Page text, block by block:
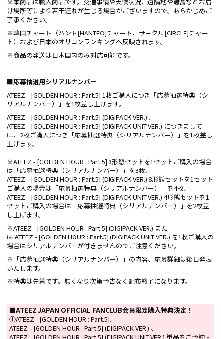
け場所等により若干遅れが生じる場合がございますので、あらかじめご
了承ください。
※韓国チャート（ハント[HANTEO]チャート、サークル[CIRCLE]チャー
ト）および日本のオリコンランキングへ反映されます。
※商品の発送は日本国内のみ対応可能です。
■応募抽選用シリアルナンバー
ATEEZ - [GOLDEN HOUR : Part.5] 1枚ご購入につき「応募抽選特典（シ
リアルナンバー）」を1枚差し上げます。
ATEEZ - [GOLDEN HOUR : Part.5] (DIGIPACK VER.) 、
ATEEZ - [GOLDEN HOUR : Part.5] (DIGIPACK UNIT VER.) につきまして
は、2枚ご購入につき「応募抽選特典（シリアルナンバー）」を1枚差し
上げます。
※ATEEZ - [GOLDEN HOUR : Part.5] 3形態セットを1セットご購入の場合
は「応募抽選特典（シリアルナンバー）」を3枚、
ATEEZ - [GOLDEN HOUR : Part.5] (DIGIPACK VER.) 8形態セットを1セット
ご購入の場合は「応募抽選特典（シリアルナンバー）」を4枚、
ATEEZ - [GOLDEN HOUR : Part.5] (DIGIPACK UNIT VER.) 4形態セットを1
セットご購入の場合は「応募抽選特典（シリアルナンバー）」を2枚差
し上げます。
※ATEEZ - [GOLDEN HOUR : Part.5] (DIGIPACK VER.) また
は ATEEZ - [GOLDEN HOUR : Part.5] (DIGIPACK UNIT VER.) を1枚ご購入の
場合はシリアルナンバーが付きませんのでご注意ください。
※「応募抽選特典（シリアルナンバー）」の内容、応募詳細は後日発表
いたします。
※特典は先着です。無くなり次第予告なく配布終了になります。
■ATEEZ JAPAN OFFICIAL FANCLUB会員限定購入特典決定！
①ATEEZ - [GOLDEN HOUR : Part.5]、
ATEEZ - [GOLDEN HOUR : Part.5] (DIGIPACK VER.) 、
ATEEZ - [GOLDEN HOUR : Part.5] (DIGIPACK UNIT VER.) 単品をご予約・